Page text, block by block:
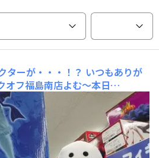
ターが・・・！？ いつもありが
オフ福島南店よむ～本日
ラクターのフィギュアを紹介す
よむ！！４よむよむサイズぐらい
４人分よむ～（１よむよむ＝約1
のフィギュア本体も大きいに違い
色